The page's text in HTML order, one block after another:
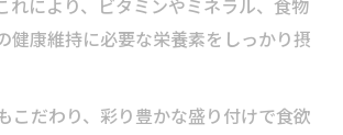
れにより、ビタミンやミネラル、食物
健康維持に必要な栄養素をしっかり摂
こだわり、彩り豊かな盛り付けで食欲